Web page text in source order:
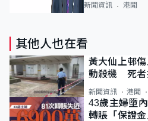
新聞資訊 港聞
其他人也在看
黃大仙上邨
動殺機 死者
斃
新聞資訊 港聞
43歲主婦墮
轉賬「保證